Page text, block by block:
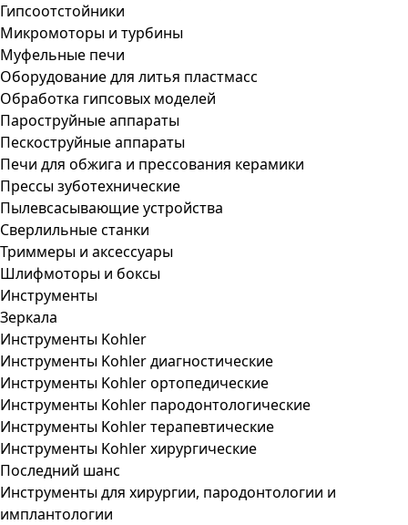
Гипсоотстойники
Микромоторы и турбины
Муфельные печи
Оборудование для литья пластмасс
Обработка гипсовых моделей
Пароструйные аппараты
Пескоструйные аппараты
Печи для обжига и прессования керамики
Прессы зуботехнические
Пылевсасывающие устройства
Сверлильные станки
Триммеры и аксессуары
Шлифмоторы и боксы
Инструменты
Зеркала
Инструменты Kohler
Инструменты Kohler диагностические
Инструменты Kohler ортопедические
Инструменты Kohler пародонтологические
Инструменты Kohler терапевтические
Инструменты Kohler хирургические
Последний шанс
Инструменты для хирургии, пародонтологии и
имплантологии